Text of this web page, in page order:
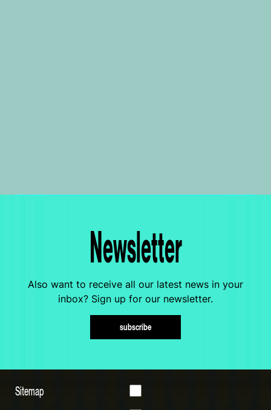
Newsletter
Also want to receive all our latest news in your
inbox? Sign up for our newsletter.
subscribe
Sitemap